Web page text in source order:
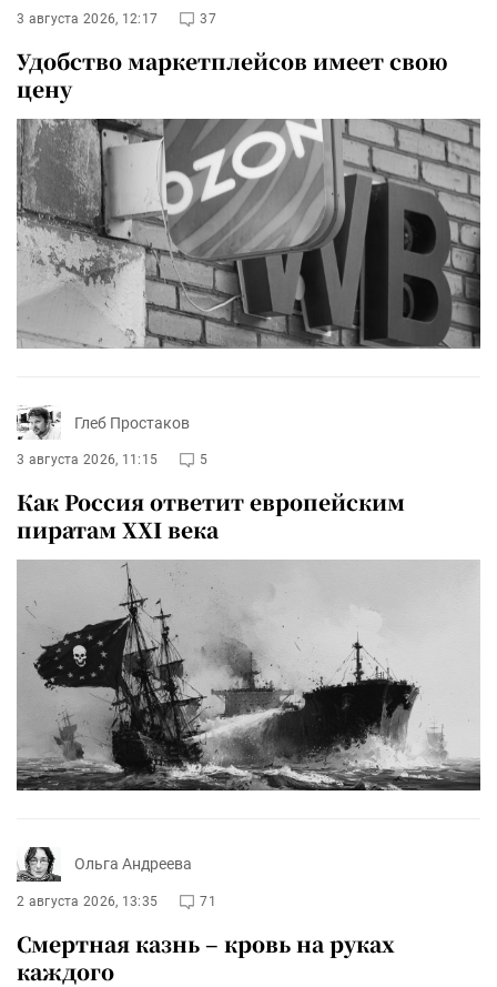
3 августа 2026, 12:17 37
Удобство маркетплейсов имеет свою
цену
Глеб Простаков
3 августа 2026, 11:15 5
Как Россия ответит европейским
пиратам XXI века
Ольга Андреева
2 августа 2026, 13:35 71
Смертная казнь – кровь на руках
каждого